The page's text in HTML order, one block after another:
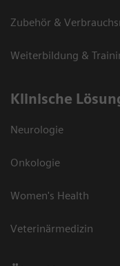
Zubehör &
Weiterbildung &
Klinische
Neurologie
Onkologie
Women's Health
Veterinärmedizin